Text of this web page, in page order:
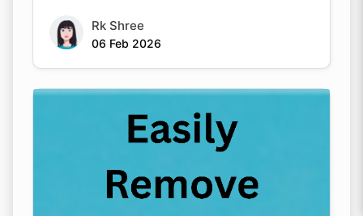
Rk Shree
06 Feb 2026